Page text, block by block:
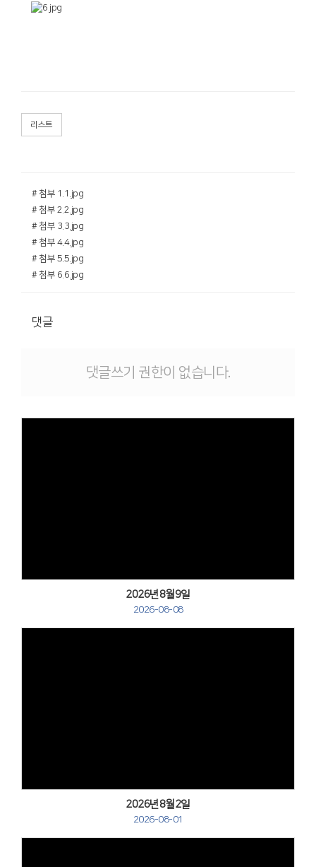
리스트
# 첨부 1.1.jpg
# 첨부 2.2.jpg
# 첨부 3.3.jpg
# 첨부 4.4.jpg
# 첨부 5.5.jpg
# 첨부 6.6.jpg
댓글
댓글쓰기 권한이 없습니다.
2026년8월9일
2026-08-08
2026년8월2일
2026-08-01